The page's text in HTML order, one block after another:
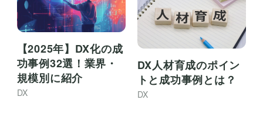
【2025年】DX化の成
功事例32選！業界・
規模別に紹介
DX
DX人材育成のポイン
トと成功事例とは？
DX